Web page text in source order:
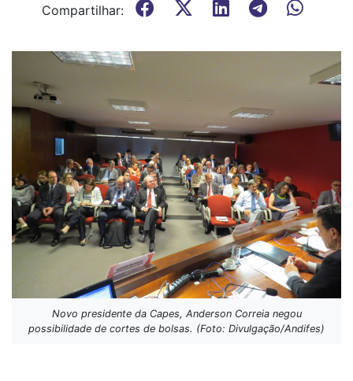
Compartilhar:
Novo presidente da Capes, Anderson Correia negou
possibilidade de cortes de bolsas. (Foto: Divulgação/Andifes)